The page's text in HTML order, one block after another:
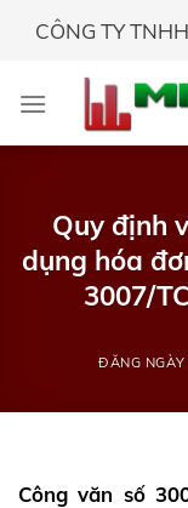
CÔNG TY
Quy định
dụng hóa
3007/
ĐĂNG NGÀY
Công văn số